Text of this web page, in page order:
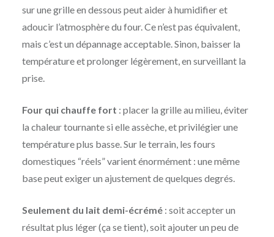
sur une grille en dessous peut aider à humidifier et
adoucir l’atmosphère du four. Ce n’est pas équivalent,
mais c’est un dépannage acceptable. Sinon, baisser la
température et prolonger légèrement, en surveillant la
prise.
Four qui chauffe fort : placer la grille au milieu, éviter
la chaleur tournante si elle assèche, et privilégier une
température plus basse. Sur le terrain, les fours
domestiques “réels” varient énormément : une même
base peut exiger un ajustement de quelques degrés.
Seulement du lait demi-écrémé: soit accepter un
résultat plus léger (ça se tient), soit ajouter un peu de